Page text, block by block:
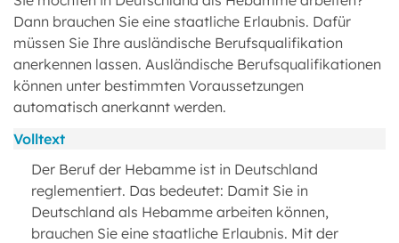
Dann brauchen Sie eine staatliche Erlaubnis. Dafür
müssen Sie Ihre ausländische Berufsqualifikation
anerkennen lassen. Ausländische Berufsqualifikationen
können unter bestimmten Voraussetzungen
automatisch anerkannt werden.
Volltext
Der Beruf der Hebamme ist in Deutschland
reglementiert. Das bedeutet: Damit Sie in
Deutschland als Hebamme arbeiten können,
brauchen Sie eine staatliche Erlaubnis. Mit der